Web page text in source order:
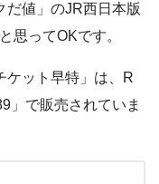
だ値」のJR西日本版
思ってOKです。
ケット早特」は、R
」で販売されていま